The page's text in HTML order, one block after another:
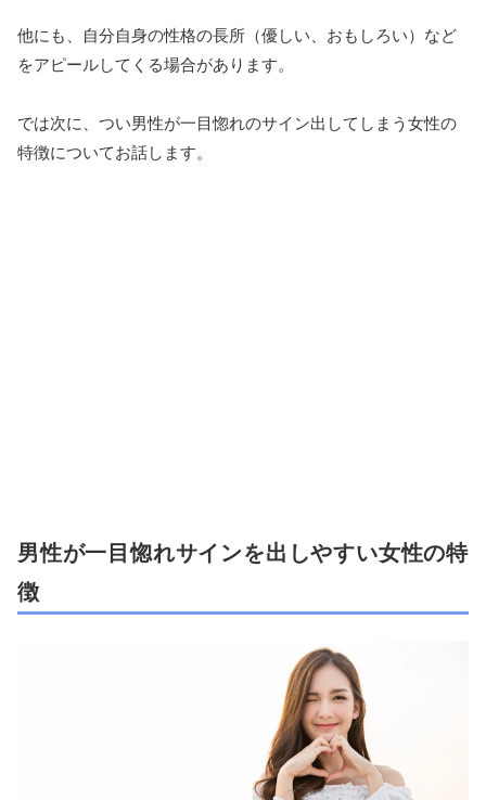
他にも、自分自身の性格の長所（優しい、おもしろい）など
をアピールしてくる場合があります。
では次に、つい男性が一目惚れのサイン出してしまう女性の
特徴についてお話します。
男性が一目惚れサインを出しやすい女性の特
徴